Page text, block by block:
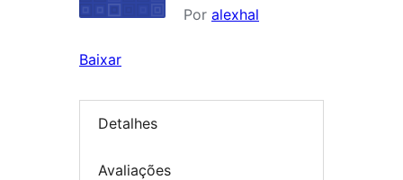
Por alexhal
Baixar
Detalhes
Avaliações